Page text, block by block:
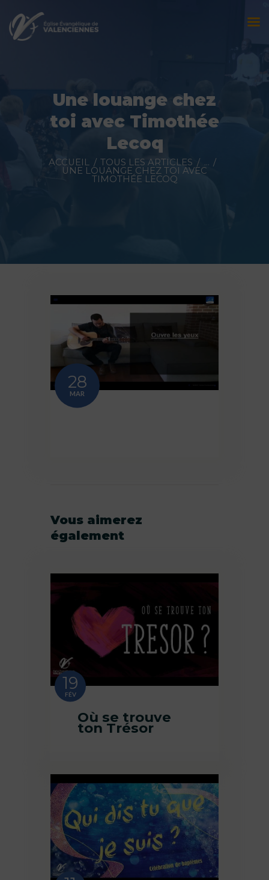
Une louange chez
toi avec Timothée
Lecoq
ACCUEIL TOUS LES ARTICLES ...
UNE LOUANGE CHEZ TOI AVEC
TIMOTHÉE LECOQ
Évènements
Nous contacter
28
MAR
Vous aimerez
également
19
FÉV
Où se trouve
ton Trésor